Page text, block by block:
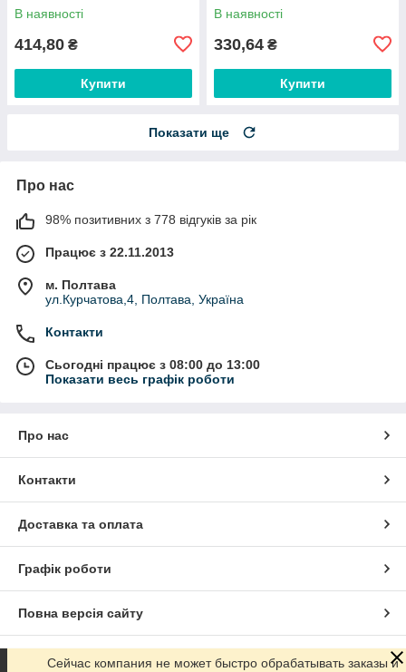
В наявності
414,80 ₴
Купити
В наявності
330,64 ₴
Купити
Показати ще
Про нас
98% позитивних з 778 відгуків за рік
Працює з 22.11.2013
м. Полтава
ул.Курчатова,4, Полтава, Україна
Контакти
Сьогодні працює з 08:00 до 13:00
Показати весь графік роботи
Про нас
Контакти
Доставка та оплата
Графік роботи
Повна версія сайту
Сайт створено на маркетплейсі Prom.ua
Сейчас компания не может быстро обрабатывать заказы и